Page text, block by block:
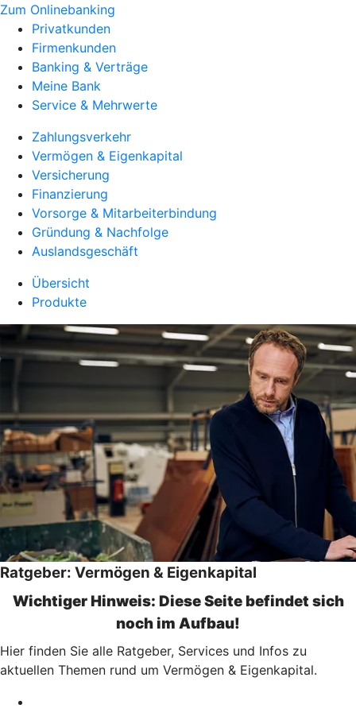
Zum Onlinebanking
Privatkunden
Firmenkunden
Banking & Verträge
Meine Bank
Service & Mehrwerte
Zahlungsverkehr
Vermögen & Eigenkapital
Versicherung
Finanzierung
Vorsorge & Mitarbeiterbindung
Gründung & Nachfolge
Auslandsgeschäft
Übersicht
Produkte
Ratgeber: Vermögen & Eigenkapital
Wichtiger Hinweis: Diese Seite befindet sich
noch im Aufbau!
Hier finden Sie alle Ratgeber, Services und Infos zu
aktuellen Themen rund um Vermögen & Eigenkapital.